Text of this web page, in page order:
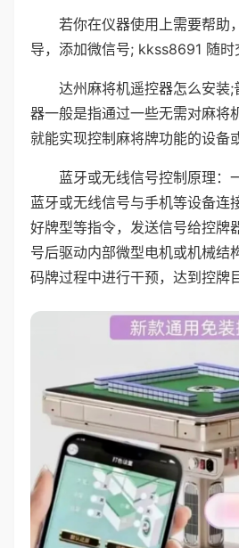
若你在仪器使用上需要帮助
导，添加微信号; kkss8691 随时
达州麻将机遥控器怎么安装
器一般是指通过一些无需对麻将
就能实现控制麻将牌功能的设备
蓝牙或无线信号控制原理：
蓝牙或无线信号与手机等设备连
好牌型等指令，发送信号给控牌
号后驱动内部微型电机或机械结
码牌过程中进行干预，达到控牌